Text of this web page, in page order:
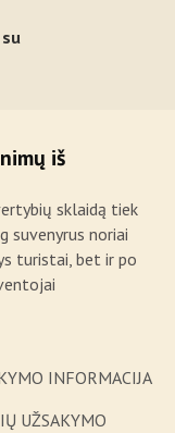
iš
sklaidą tiek
suvenyrus noriai
turistai, bet ir po
INFORMACIJA
UŽSAKYMO